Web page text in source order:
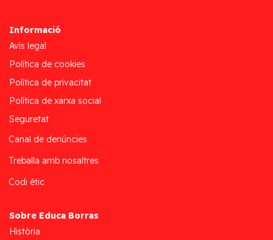
Informació
Avís legal
Política de cookies
Política de privacitat
Política de xarxa social
Seguretat
Canal de denúncies
Treballa amb nosaltres
Codi ètic
Sobre Educa Borras
Història